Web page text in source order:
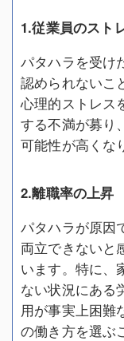
1.従業員のスト
パタハラを受け
認められないこ
心理的ストレス
する不満が募り
可能性が高くな
2.離職率の上昇
パタハラが原因
両立できないと
います。特に、
ない状況にある
用が事実上困難
の働き方を選ぶ